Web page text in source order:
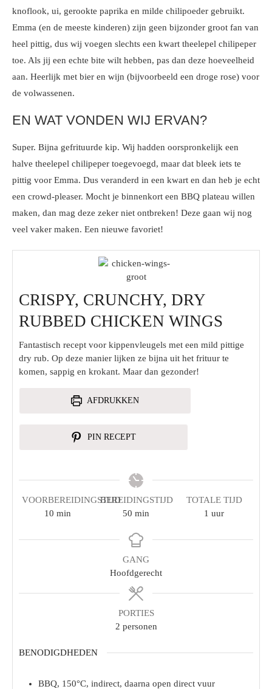
knoflook, ui, gerookte paprika en milde chilipoeder gebruikt.
Emma (en de meeste kinderen) zijn geen bijzonder groot fan van
heel pittig, dus wij voegen slechts een kwart theelepel chilipeper
toe. Als jij een echte bite wilt hebben, pas dan deze hoeveelheid
aan. Heerlijk met bier en wijn (bijvoorbeeld een droge rose) voor
de volwassenen.
EN WAT VONDEN WIJ ERVAN?
Super. Bijna gefrituurde kip. Wij hadden oorspronkelijk een
halve theelepel chilipeper toegevoegd, maar dat bleek iets te
pittig voor Emma. Dus veranderd in een kwart en dan heb je echt
een crowd-pleaser. Mocht je binnenkort een BBQ plateau willen
maken, dan mag deze zeker niet ontbreken! Deze gaan wij nog
veel vaker maken. Een nieuwe favoriet!
CRISPY, CRUNCHY, DRY
RUBBED CHICKEN WINGS
Fantastisch recept voor kippenvleugels met een mild pittige
dry rub. Op deze manier lijken ze bijna uit het frituur te
komen, sappig en krokant. Maar dan gezonder!
AFDRUKKEN
PIN RECEPT
VOORBEREIDINGSTIJD
10 min
BEREIDINGSTIJD
50 min
TOTALE TIJD
1 uur
GANG
Hoofdgerecht
PORTIES
2 personen
BENODIGDHEDEN
BBQ, 150°C, indirect, daarna open direct vuur